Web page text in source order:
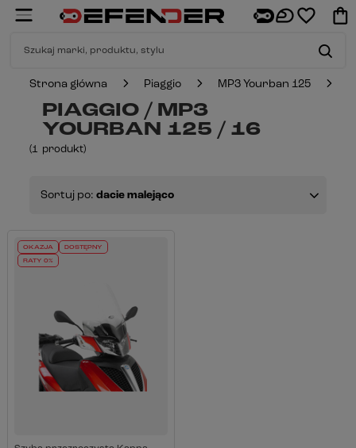
Strona główna Piaggio MP3 Yourban 125
PIAGGIO / MP3
YOURBAN 125 / 16
(1 produkt)
Sortuj po: dacie malejąco
OKAZJA DOSTĘPNY
RATY 0%